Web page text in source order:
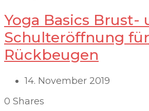
Yoga Basics Brust-
Schulteröffnung für
Rückbeugen
14. November 2019
0 Shares